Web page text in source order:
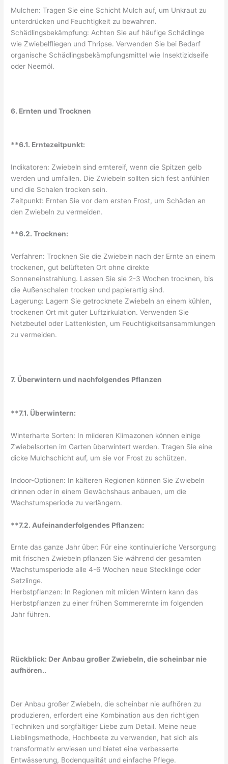
Mulchen: Tragen Sie eine Schicht Mulch auf, um Unkraut zu
unterdrücken und Feuchtigkeit zu bewahren.
Schädlingsbekämpfung: Achten Sie auf häufige Schädlinge
wie Zwiebelfliegen und Thripse. Verwenden Sie bei Bedarf
organische Schädlingsbekämpfungsmittel wie Insektizidseife
oder Neemöl.
6. Ernten und Trocknen
**6.1. Erntezeitpunkt:
Indikatoren: Zwiebeln sind erntereif, wenn die Spitzen gelb
werden und umfallen. Die Zwiebeln sollten sich fest anfühlen
und die Schalen trocken sein.
Zeitpunkt: Ernten Sie vor dem ersten Frost, um Schäden an
den Zwiebeln zu vermeiden.
**6.2. Trocknen:
Verfahren: Trocknen Sie die Zwiebeln nach der Ernte an einem
trockenen, gut belüfteten Ort ohne direkte
Sonneneinstrahlung. Lassen Sie sie 2-3 Wochen trocknen, bis
die Außenschalen trocken und papierartig sind.
Lagerung: Lagern Sie getrocknete Zwiebeln an einem kühlen,
trockenen Ort mit guter Luftzirkulation. Verwenden Sie
Netzbeutel oder Lattenkisten, um Feuchtigkeitsansammlungen
zu vermeiden.
7. Überwintern und nachfolgendes Pflanzen
**7.1. Überwintern:
Winterharte Sorten: In milderen Klimazonen können einige
Zwiebelsorten im Garten überwintert werden. Tragen Sie eine
dicke Mulchschicht auf, um sie vor Frost zu schützen.
Indoor-Optionen: In kälteren Regionen können Sie Zwiebeln
drinnen oder in einem Gewächshaus anbauen, um die
Wachstumsperiode zu verlängern.
**7.2. Aufeinanderfolgendes Pflanzen:
Ernte das ganze Jahr über: Für eine kontinuierliche Versorgung
mit frischen Zwiebeln pflanzen Sie während der gesamten
Wachstumsperiode alle 4-6 Wochen neue Stecklinge oder
Setzlinge.
Herbstpflanzen: In Regionen mit milden Wintern kann das
Herbstpflanzen zu einer frühen Sommerernte im folgenden
Jahr führen.
Rückblick: Der Anbau großer Zwiebeln, die scheinbar nie
aufhören..
Der Anbau großer Zwiebeln, die scheinbar nie aufhören zu
produzieren, erfordert eine Kombination aus den richtigen
Techniken und sorgfältiger Liebe zum Detail. Meine neue
Lieblingsmethode, Hochbeete zu verwenden, hat sich als
transformativ erwiesen und bietet eine verbesserte
Entwässerung, Bodenqualität und einfache Pflege.